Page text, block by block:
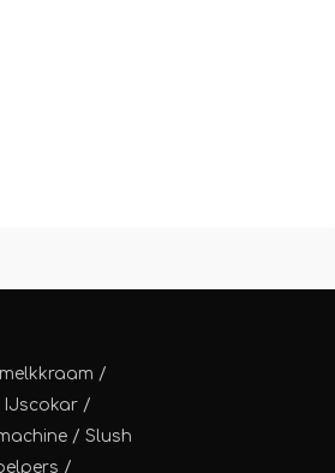
/
IJscokar /
/Slush
/